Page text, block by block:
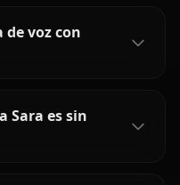
voz con
Sara es sin